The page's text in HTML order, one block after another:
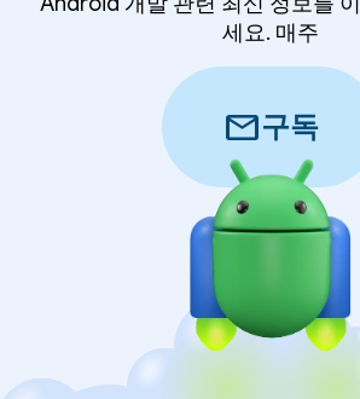
세요. 매주
mail구독